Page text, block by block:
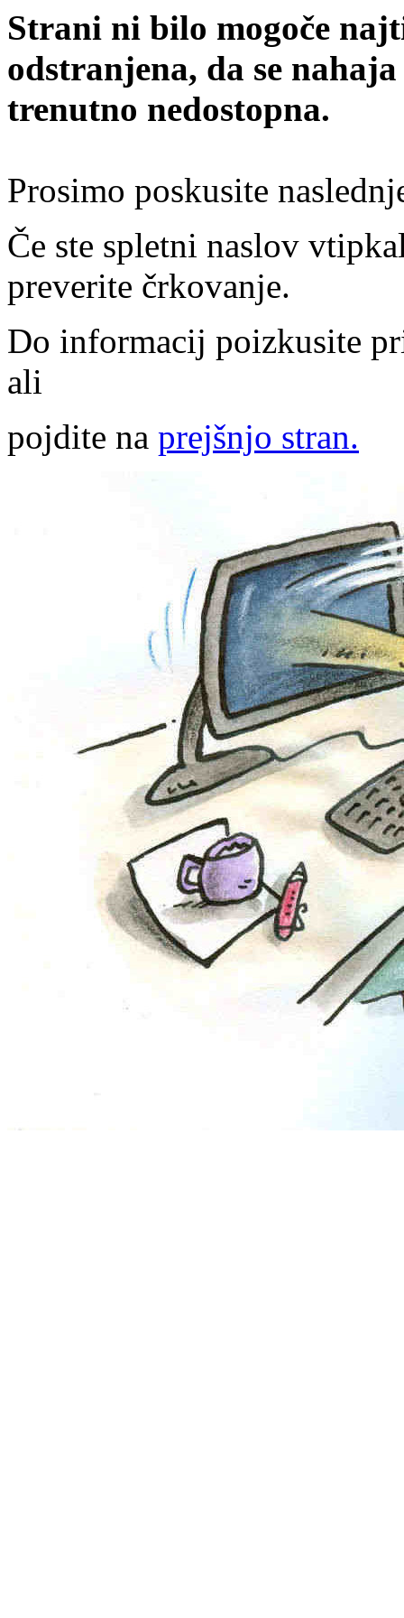
Strani ni bilo mogoče
odstranjena, da se
trenutno nedostopna.
Prosimo poskusite
Če ste spletni naslov
preverite črkovanje.
Do informacij poizkusite
ali
pojdite na prejšnjo stran.